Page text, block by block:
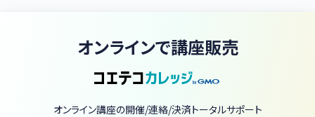
オンラインで講座販売
オンライン講座の開催/連絡/決済トータルサポート